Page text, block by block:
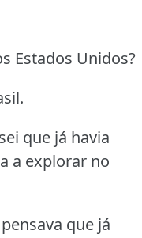
Estados Unidos?
que já havia
a explorar no
que já